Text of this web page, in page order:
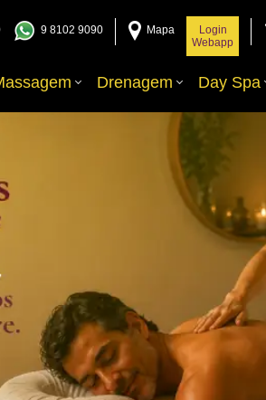
9 8102 9090 Mapa
Login
Webapp
Drenagem Day Spa